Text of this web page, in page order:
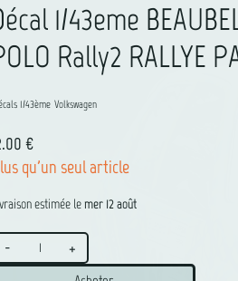
1/43eme
Rally2 RALLYE
1/43ème Volkswagen
€
qu'un seul article
estimée lemer 12 août
- +